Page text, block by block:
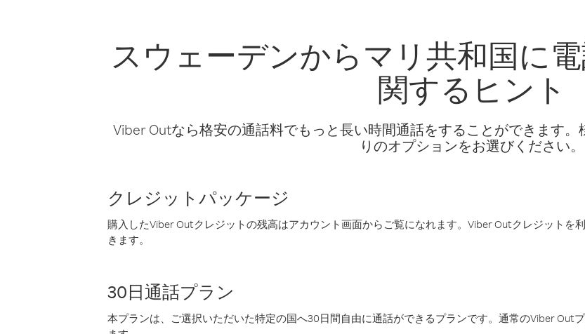
スウェーデンからマリ共和国に
関するヒント
Viber Outなら格安の通話料でもっと長い時間通話をすることができます
りのオプションをお選びください。
クレジットパッケージ
購入したViber Outクレジットの残高はアカウント画面からご覧になれます。Viber Outクレジットを
きます。
30日通話プラン
本プランは、ご選択いただいた特定の国へ30日間自由に通話ができるプランです。通常のViber Out